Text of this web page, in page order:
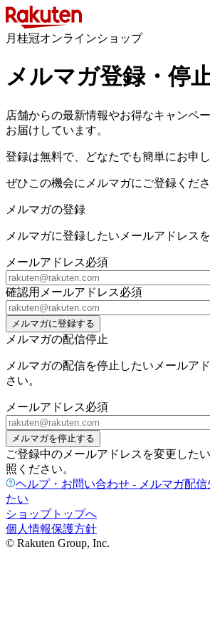
月桂冠オンラインショップ
メルマガ登録・停
店舗からの最新情報やお得なキャンペ
お届けしています。
登録は無料で、どなたでも簡単にお申
ぜひこの機会にメルマガにご登録くださ
メルマガの登録
メルマガに登録したいメールアドレス
メールアドレス必須
確認用メールアドレス必須
メルマガに登録する
メルマガの配信停止
メルマガの配信を停止したいメールア
さい。
メールアドレス必須
メルマガを停止する
ご登録中のメールアドレスを変更した
照ください。
ヘルプ・お問い合わせ - メルマガ配信
たい
ショップトップへ
個人情報保護方針
© Rakuten Group, Inc.